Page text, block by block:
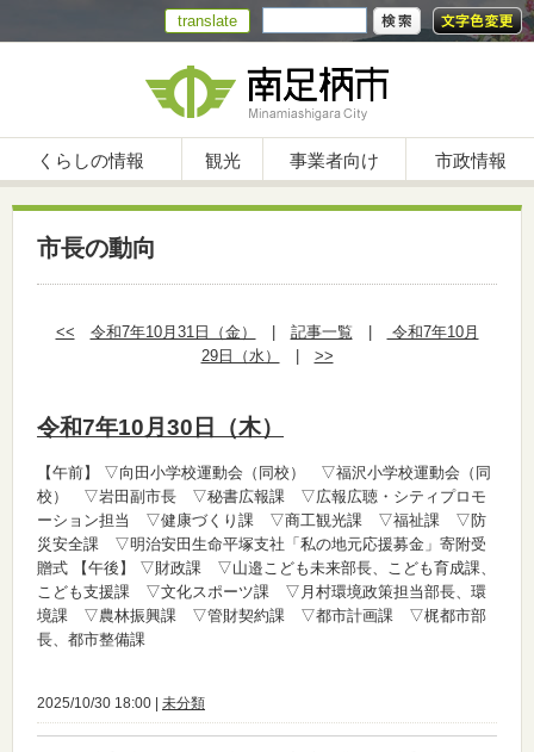
translate
くらしの情報 観光 事業者向け 市政情報
市長の動向
<< 令和7年10月31日（金） 記事一覧
令和7年10月
29日（水）
>>
令和7年10月30日（木）
【午前】
▽向田小学校運動会（同校） ▽福沢小学校運動会（同
校） ▽岩田副市長 ▽秘書広報課 ▽広報広聴・シティプロモ
ーション担当 ▽健康づくり課 ▽商工観光課 ▽福祉課 ▽防
災安全課 ▽明治安田生命平塚支社「私の地元応援募金」寄附受
贈式 【午後】
▽財政課 ▽山邉こども未来部長、こども育成課、
こども支援課 ▽文化スポーツ課 ▽月村環境政策担当部長、環
境課 ▽農林振興課 ▽管財契約課 ▽都市計画課 ▽梶都市部
長、都市整備課
2025/10/30 18:00 | 未分類